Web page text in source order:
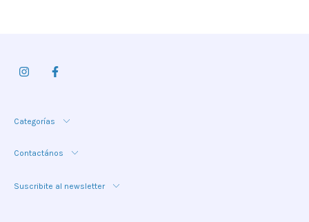
Categorías
Contactános
Suscribite al newsletter